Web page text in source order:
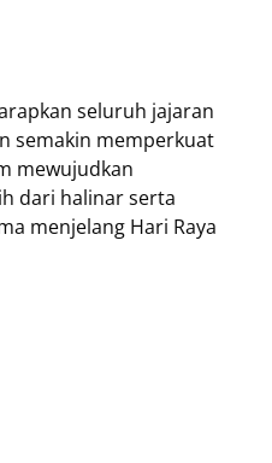
seluruh jajaran
semakin memperkuat
mewujudkan
dari halinar serta
menjelang Hari Raya